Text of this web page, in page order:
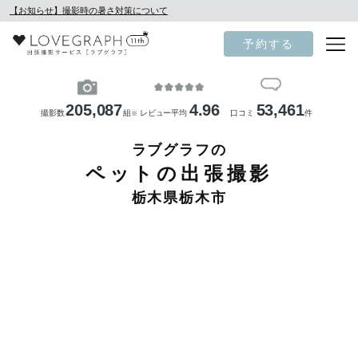
【お知らせ】撮影時の暑さ対策について
予約する
撮影数205,087組 ※ レビュー平均 4.96 口コミ 53,461件
ラブグラフの
ペットの出張撮影
栃木県栃木市